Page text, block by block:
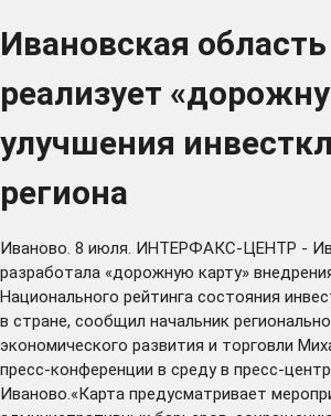
Ивановская область
реализует
улучшения
региона
Иваново. 8 июля. ИНТЕРФАКС-ЦЕНТР -
разработала «дорожную карту»
Национального рейтинга состояния
в стране, сообщил начальник
экономического развития и торговли
пресс-конференции в среду в пресс-
Иваново.«Карта предусматривает